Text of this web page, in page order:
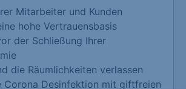
Mitarbeiter und Kunden
hohe Vertrauensbasis
der Schließung Ihrer
die Räumlichkeiten verlassen
Corona Desinfektion mit giftfreien